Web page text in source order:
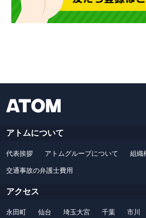
アトムについて
代表挨拶 アトムグループについて 組織
交通事故の弁護士費用
アクセス
永田町 仙台 埼玉大宮 千葉 市川